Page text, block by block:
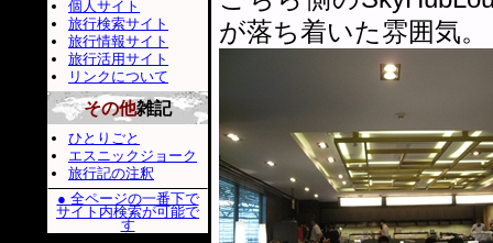
が落ち着いた雰囲気。
個人サイト
旅行検索サイト
旅行情報サイト
旅行活用サイト
リンクについて
その他雑記
ひとりごと
エスニックジョーク
旅行記の注釈
● 全ページの一番下で
サイト内検索が可能で
す